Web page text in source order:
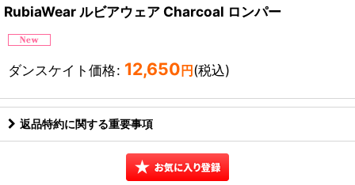
RubiaWear ルビアウェア Charcoal ロンパー
ダンスケイト価格: 12,650 円 (税込)
返品特約に関する重要事項